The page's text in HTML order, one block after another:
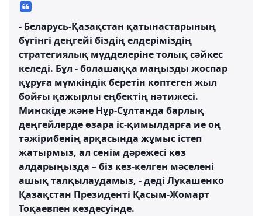
- Беларусь-Қазақстан қатынастарының
бүгінгі деңгейі біздің елдеріміздің
стратегиялық мүдделеріне толық сәйкес
келеді. Бұл - болашаққа маңызды жоспар
құруға мүмкіндік беретін көптеген жыл
бойғы қажырлы еңбектің нәтижесі.
Минскіде және Нұр-Сұлтанда барлық
деңгейлерде өзара іс-қимылдарға ие оң
тәжірибенің арқасында жұмыс істеп
жатырмыз, ал сенім дәрежесі көз
алдарыңызда – біз кез-келген мәселені
ашық талқылаудамыз, - деді Лукашенко
Қазақстан Президенті Қасым-Жомарт
Тоқаевпен кездесуінде.